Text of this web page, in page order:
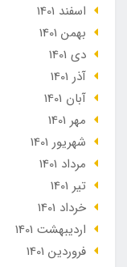
اسفند 1401
بهمن 1401
دی 1401
آذر 1401
آبان 1401
مهر 1401
شهریور 1401
مرداد 1401
تير 1401
خرداد 1401
ارديبهشت 1401
فروردین 1401